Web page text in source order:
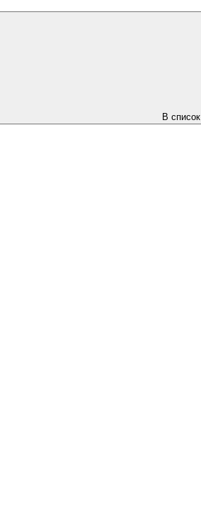
В список